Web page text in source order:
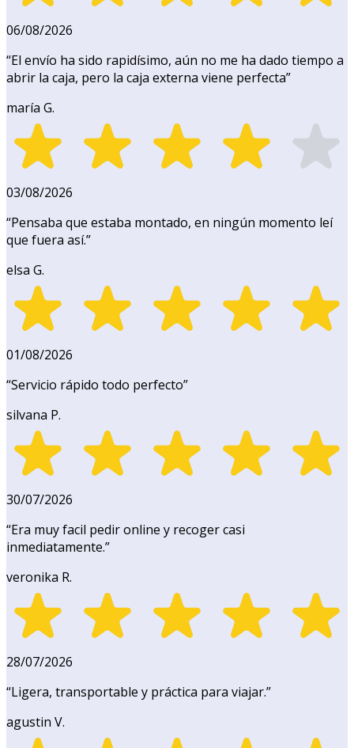
06/08/2026
“El envío ha sido rapidísimo, aún no me ha dado tiempo a
abrir la caja, pero la caja externa viene perfecta”
maría G.
03/08/2026
“Pensaba que estaba montado, en ningún momento leí
que fuera así.”
elsa G.
01/08/2026
“Servicio rápido todo perfecto”
silvana P.
30/07/2026
“Era muy facil pedir online y recoger casi
inmediatamente.”
veronika R.
28/07/2026
“Ligera, transportable y práctica para viajar.”
agustin V.